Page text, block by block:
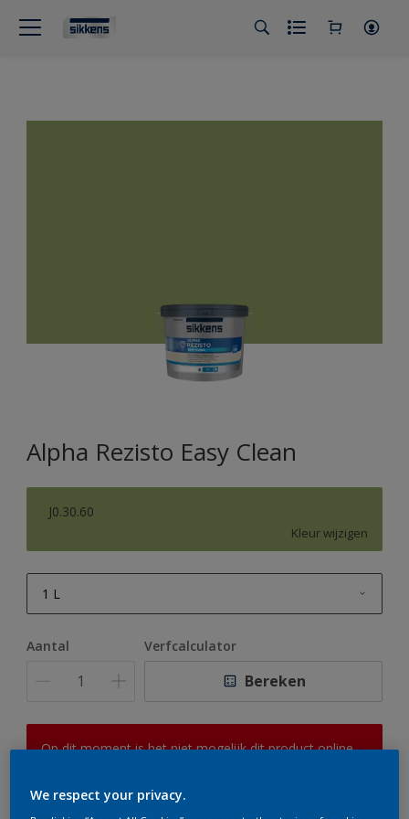
Alpha Rezisto Easy Clean
J0.30.60
Kleur wijzigen
1 L
10 L
Aantal Verfcalculator
Bereken
Op dit moment is het niet mogelijk dit product online
er hard aan om de voorraad aan te vullen.
We respect your privacy.